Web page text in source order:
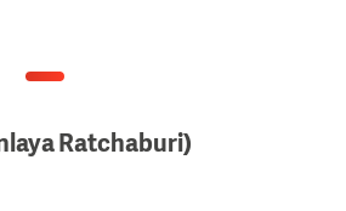
Ratchaburi)